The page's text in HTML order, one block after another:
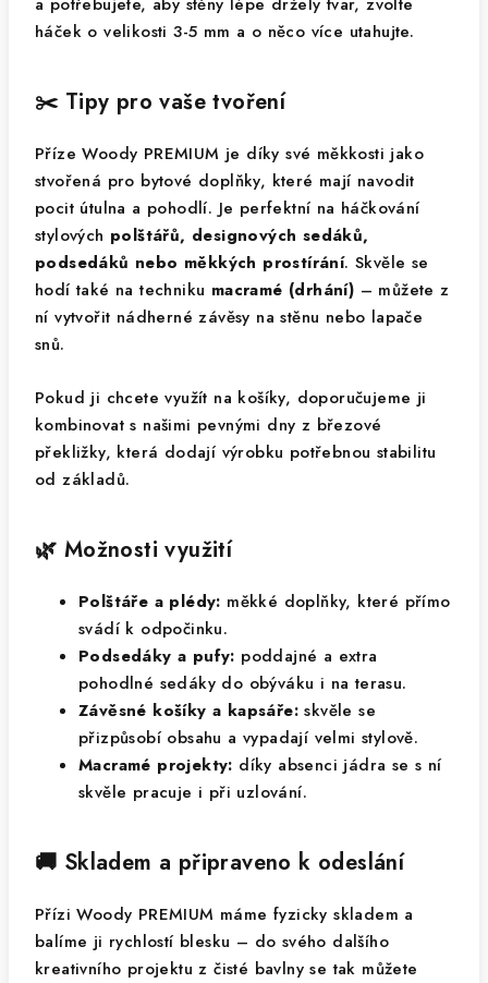
háček o velikosti 3-5 mm a o něco více utahujte.
✂️ Tipy pro vaše tvoření
Příze Woody PREMIUM je díky své měkkosti jako
stvořená pro bytové doplňky, které mají navodit
pocit útulna a pohodlí. Je perfektní na háčkování
stylových polštářů, designových sedáků,
podsedáků nebo měkkých prostírání. Skvěle se
hodí také na techniku macramé (drhání) – můžete z
ní vytvořit nádherné závěsy na stěnu nebo lapače
snů.
Pokud ji chcete využít na košíky, doporučujeme ji
kombinovat s našimi pevnými dny z březové
překližky, která dodají výrobku potřebnou stabilitu
od základů.
🌿 Možnosti využití
Polštáře a plédy: měkké doplňky, které přímo
svádí k odpočinku.
Podsedáky a pufy: poddajné a extra
pohodlné sedáky do obýváku i na terasu.
Závěsné košíky a kapsáře: skvěle se
přizpůsobí obsahu a vypadají velmi stylově.
Macramé projekty: díky absenci jádra se s ní
skvěle pracuje i při uzlování.
🚚 Skladem a připraveno k odeslání
Přízi Woody PREMIUM máme fyzicky skladem a
balíme ji rychlostí blesku – do svého dalšího
kreativního projektu z čisté bavlny se tak můžete